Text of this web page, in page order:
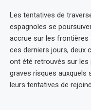
Les tentatives de
espagnoles se
accrue sur les frontières
ces derniers jours, deux
ont été retrouvés sur les
graves risques
leurs tentatives de